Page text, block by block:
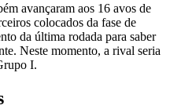
avançaram aos 16 avos de
colocados da fase de
da última rodada para saber
Neste momento, a rival seria
I.